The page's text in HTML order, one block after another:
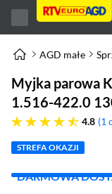
AGD małe
Myjka parowa
1.516-422.0
4.8
4.8 gwiazdek 1
STREFA OKAZJI
DARMOWA